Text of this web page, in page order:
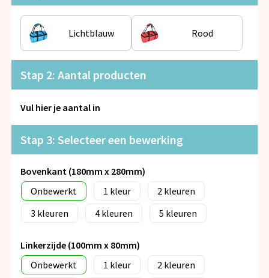
Sleutelhangers en Lanyards
Snoepgoed
Vrije tijd en Strand
Anti-stress
Lichtblauw Rood
Stap 2: Aantal producten
Vul hier je aantal in
Stap 3: Selecteer een bewerking
Bovenkant (180mm x 280mm)
Onbewerkt
1
2
3
4 5
Linkerzijde (100mm x 80mm)
Onbewerkt
1
2